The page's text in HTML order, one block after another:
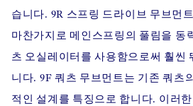
습니다. 9R 스프링 드라이브 무브먼
마찬가지로 메인스프링의 풀림을 동
츠 오실레이터를 사용함으로써 훨씬
니다. 9F 쿼츠 무브먼트는 기존 쿼츠
적인 설계를 특징으로 합니다. 이러